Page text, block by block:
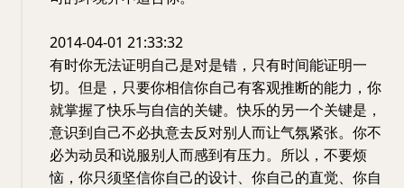
2014-04-01 21:33:32
有时你无法证明自己是对是错，只有时间能证明一
切。但是，只要你相信你自己有客观推断的能力，你
就掌握了快乐与自信的关键。快乐的另一个关键是，
意识到自己不必执意去反对别人而让气氛紧张。你不
必为动员和说服别人而感到有压力。所以，不要烦
恼，你只须坚信你自己的设计、你自己的直觉、你自